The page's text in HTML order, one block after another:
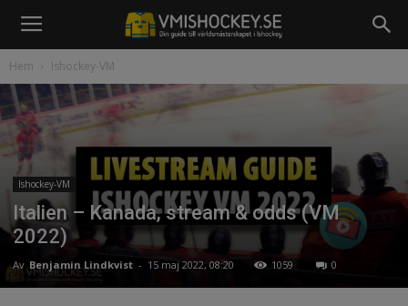
Hem Ishockey-VM
Ishockey-VM
Italien – Kanada, stream & odds (VM
2022)
Av Benjamin Lindkvist - 15 maj 2022, 08:20 1059 0